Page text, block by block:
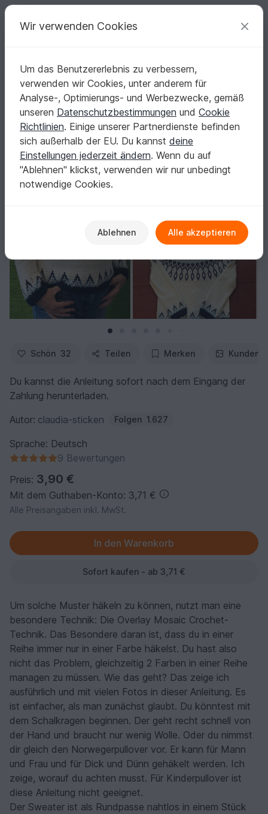
Deine kreativen Ideen
Deutsch | € (EUR) einloggen Kostenlos registrieren
Startseite Häkeln Damen Pullover & Poncho
„Nordic Sweater“ – oder Schalkragen - eine Häkelanleitung
„Nordic Sweater“ – oder Schalkragen - eine
Häkelanleitung
Schön 32 Teilen Merken
Du kannst die Anleitung sofort nach dem Eingang der
Zahlung herunterladen.
Autor: claudia-sticken Folgen 1.627
Sprache: Deutsch
9 Bewertungen
Preis: 3,90 €
Mit dem Guthaben-Konto: 3,71 €
Alle Preisangaben inkl. MwSt.
Sofort kaufen - ab 3,71 €
Um solche Muster häkeln zu können, nutzt man eine
besondere Technik: Die Overlay Mosaic Crochet-
Technik. Das Besondere daran ist, dass du in einer
Reihe immer nur in einer Farbe häkelst. Du hast also
nicht das Problem, gleichzeitig 2 Farben in einer Reihe
managen zu müssen. Wie das geht? Das zeige ich
ausführlich und mit vielen Fotos in dieser Anleitung. Es
ist einfacher, als man zunächst glaubt. Du könntest mit
dem Schalkragen beginnen. Der geht recht schnell von
der Hand und braucht nur wenig Wolle. Oder du nimmst
dir gleich den Norwegerpullover vor. Er kann für Mann
und Frau und für Dick und Dünn gehäkelt werden. Ich
zeige, worauf du achten musst. Für Kinderpullover ist
diese Anleitung nicht geeignet.
Der Sweater ist als Rundpasse nahtlos in einem Stück
Wir verwenden Cookies
Um das Benutzererlebnis zu verbessern,
verwenden wir Cookies, unter anderem für
Analyse-, Optimierungs- und Werbezwecke, gemäß
unseren Datenschutzbestimmungen und Cookie
Richtlinien. Einige unserer Partnerdienste befinden
sich außerhalb der EU. Du kannst deine
Einstellungen jederzeit ändern. Wenn du auf
"Ablehnen" klickst, verwenden wir nur unbedingt
notwendige Cookies.
Ablehnen Alle akzeptieren